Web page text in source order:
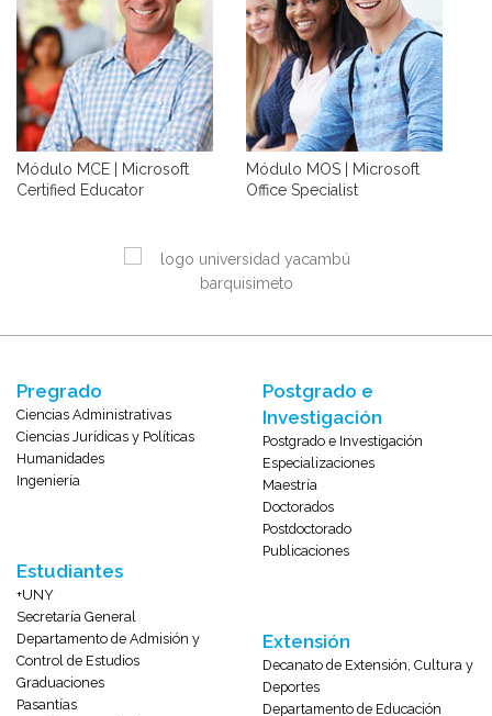
Módulo MCE | Microsoft
Certified Educator
Módulo MOS | Microsoft
Office Specialist
Pregrado
Ciencias Administrativas
Ciencias Jurídicas y Políticas
Humanidades
Ingeniería
Estudiantes
+UNY
Secretaría General
Departamento de Admisión y
Control de Estudios
Graduaciones
Pasantías
Postgrado e
Investigación
Postgrado e Investigación
Especializaciones
Maestría
Doctorados
Postdoctorado
Publicaciones
Extensión
Decanato de Extensión, Cultura y
Deportes
Departamento de Educación